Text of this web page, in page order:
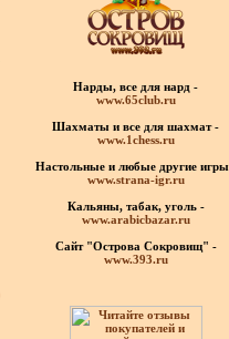
Нарды, все для нард -
www.65club.ru
Шахматы и все для шахмат -
www.1chess.ru
Настольные и любые другие
www.strana-igr.ru
Кальяны, табак, уголь -
www.arabicbazar.ru
Сайт "Острова Сокровищ" -
www.393.ru